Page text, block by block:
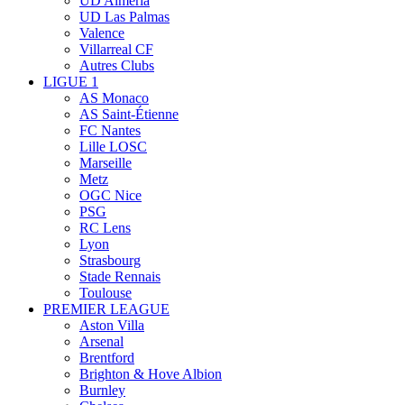
UD Las Palmas
Valence
Villarreal CF
Autres Clubs
LIGUE 1
AS Monaco
AS Saint-Étienne
FC Nantes
Lille LOSC
Marseille
Metz
OGC Nice
PSG
RC Lens
Lyon
Strasbourg
Stade Rennais
Toulouse
PREMIER LEAGUE
Aston Villa
Arsenal
Brentford
Brighton & Hove Albion
Burnley